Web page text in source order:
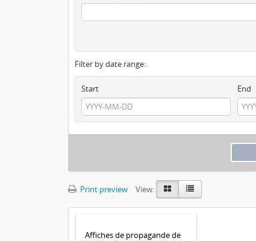
Filter by date range:
Start
End
Print preview View:
Affiches de propagande de